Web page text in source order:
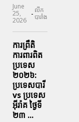
June
25,
2026
- លីក
បារាំង
ការព្រឹតិ
ការពារ​ពិត
ប្រទេស
២០២៦:
ប្រទេសបារី
vs ប្រទេស
អ៊ីរ៉ាគ ថ្ងៃទី​
២៣ ...